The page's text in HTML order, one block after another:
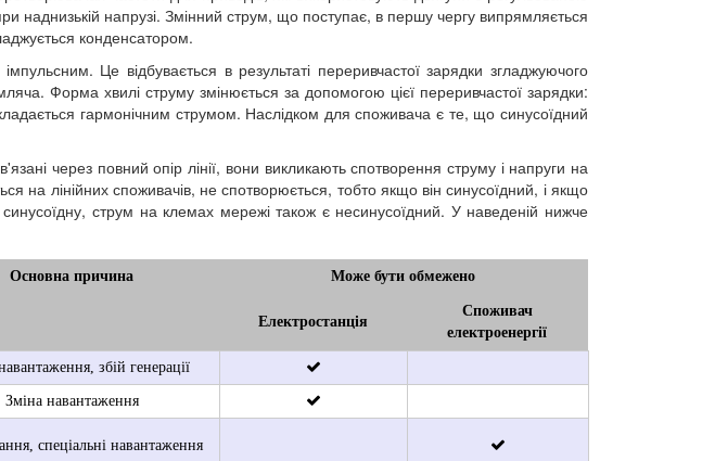
наднизькій напрузі. Змінний струм, що поступає, в першу чергу випрямляється
конденсатором.
Це відбувається в результаті переривчастої зарядки згладжуючого
Форма хвилі струму змінюється за допомогою цієї переривчастої зарядки:
гармонічним струмом. Наслідком для споживача є те, що синусоїдний
через повний опір лінії, вони викликають спотворення струму і напруги на
на лінійних споживачів, не спотворюється, тобто якщо він синусоїдний, і якщо
струм на клемах мережі також є несинусоїдний. У наведеній нижче
Основна причина Може бути обмежено
Електростанція
Споживач
електроенергії
збій генерації
Зміна навантаження
спеціальні навантаження